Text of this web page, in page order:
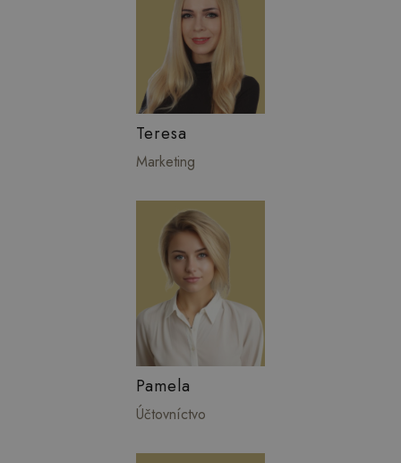
Teresa
Marketing
Pamela
Účtovníctvo